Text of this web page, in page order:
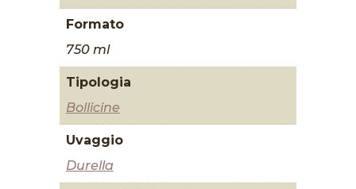
Formato
750 ml
Tipologia
Bollicine
Uvaggio
Durella